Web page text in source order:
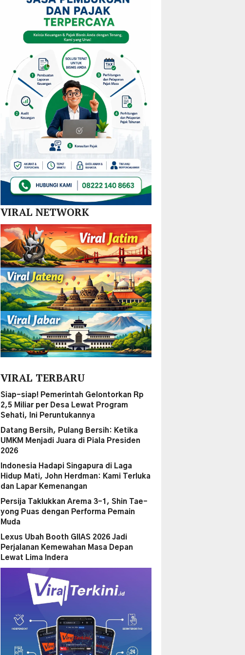
Kejurprov
Malut
Dalam
Akejira
Mulai
Redistribusi
Guru
di 10
Kecamatan
KPPD
Inovasi
Hilirisasi
Nikel
SPBE
VIRAL NETWORK
VIRAL TERBARU
Siap-siap! Pemerintah Gelontorkan Rp
2,5 Miliar per Desa Lewat Program
Sehati, Ini Peruntukannya
Datang Bersih, Pulang Bersih: Ketika
UMKM Menjadi Juara di Piala Presiden
2026
Indonesia Hadapi Singapura di Laga
Hidup Mati, John Herdman: Kami Terluka
dan Lapar Kemenangan
Persija Taklukkan Arema 3-1, Shin Tae-
yong Puas dengan Performa Pemain
Muda
Lexus Ubah Booth GIIAS 2026 Jadi
Perjalanan Kemewahan Masa Depan
Lewat Lima Indera